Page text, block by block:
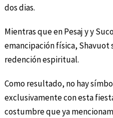
dos dias.
Mientras que en Pesaj y y
emancipación física, Shavuot
redención espiritual.
Como resultado, no hay
exclusivamente con esta
costumbre que ya